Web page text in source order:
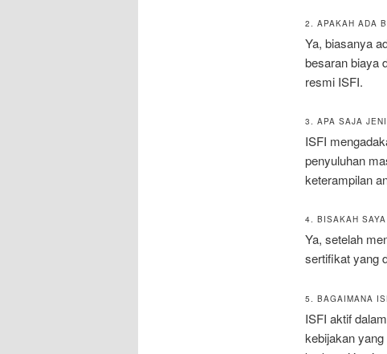
2. APAKAH ADA
Ya, biasanya
besaran biaya
resmi ISFI.
3. APA SAJA
ISFI
penyuluhan
keterampilan
4. BISAKAH
Ya, setelah
sertifikat yang
5. BAGAIMANA
ISFI aktif
kebijakan